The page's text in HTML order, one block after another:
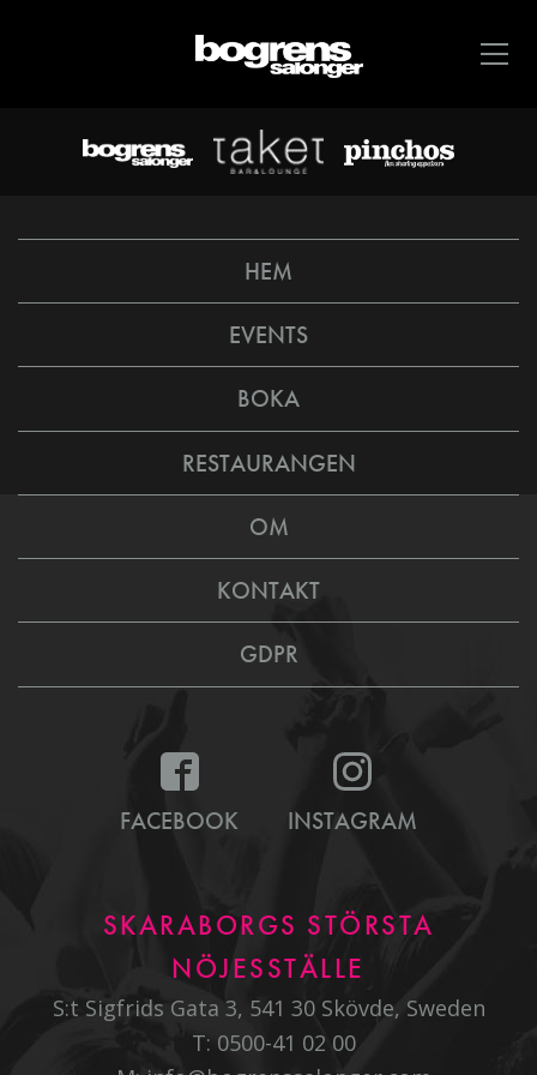
HEM
EVENTS
BOKA
RESTAURANGEN
OM
KONTAKT
GDPR
FACEBOOK INSTAGRAM
SKARABORGS STÖRSTA
NÖJESSTÄLLE
S:t Sigfrids Gata 3, 541 30 Skövde, Sweden
T: 0500-41 02 00